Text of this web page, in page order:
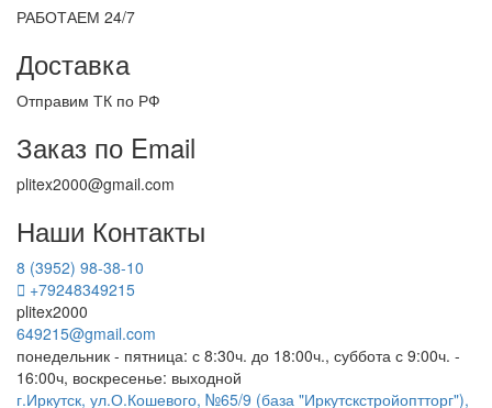
РАБОТАЕМ 24/7
Доставка
Отправим ТК по РФ
Заказ по Email
plitex2000@gmail.com
Наши Контакты
8 (3952) 98-38-10
+79248349215
plitex2000
649215@gmail.com
понедельник - пятница: с 8:30ч. до 18:00ч., суббота с 9:00ч. -
16:00ч, воскресенье: выходной
г.Иркутск, ул.О.Кошевого, №65/9 (база "Иркутскстройоптторг"),